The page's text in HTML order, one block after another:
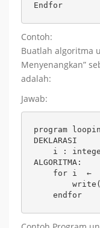
Endfor
Contoh:
Buatlah algoritma
Menyenangkan”
adalah:
Jawab:
program
DEKLARASI
i :
ALGORITMA:
for i  ←
    endfor